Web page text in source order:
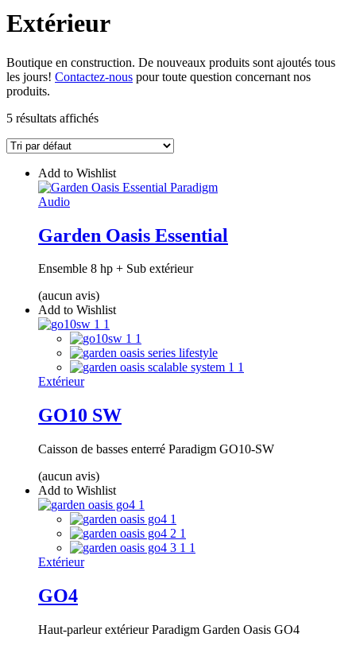
Extérieur
Boutique en construction. De nouveaux produits sont ajoutés tous
les jours! Contactez-nous pour toute question concernant nos
produits.
5 résultats affichés
Add to Wishlist
Audio
Garden Oasis Essential
Ensemble 8 hp + Sub extérieur
(aucun avis)
Add to Wishlist
Extérieur
GO10 SW
Caisson de basses enterré Paradigm GO10-SW
(aucun avis)
Add to Wishlist
Extérieur
GO4
Haut-parleur extérieur Paradigm Garden Oasis GO4